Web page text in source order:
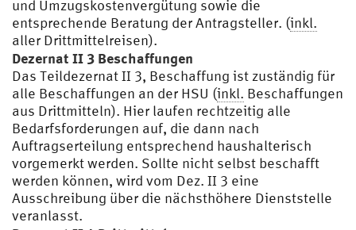
und Umzugskostenvergütung sowie die
entsprechende Beratung der Antragsteller. (inkl.
aller Drittmittelreisen).
Dezernat II 3 Beschaffungen
Das Teildezernat II 3, Beschaffung ist zuständig für
alle Beschaffungen an der HSU (inkl. Beschaffungen
aus Drittmitteln). Hier laufen rechtzeitig alle
Bedarfsforderungen auf, die dann nach
Auftragserteilung entsprechend haushalterisch
vorgemerkt werden. Sollte nicht selbst beschafft
werden können, wird vom Dez. II 3 eine
Ausschreibung über die nächsthöhere Dienststelle
veranlasst.